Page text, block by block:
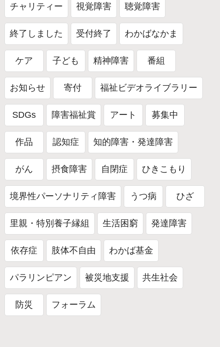
チャリティー 視覚障害 聴覚障害
終了しました 受付終了 わかばなかま
ケア 子ども 精神障害 番組
お知らせ 寄付 福祉ビデオライブラリー
SDGs 障害福祉賞 アート 募集中
作品 認知症 知的障害・発達障害
がん 摂食障害 自閉症 ひきこもり
境界性パーソナリティ障害 うつ病 ひざ
里親・特別養子縁組 生活困窮 発達障害
依存症 肢体不自由 わかば基金
パラリンピアン 被災地支援 共生社会
防災 フォーラム